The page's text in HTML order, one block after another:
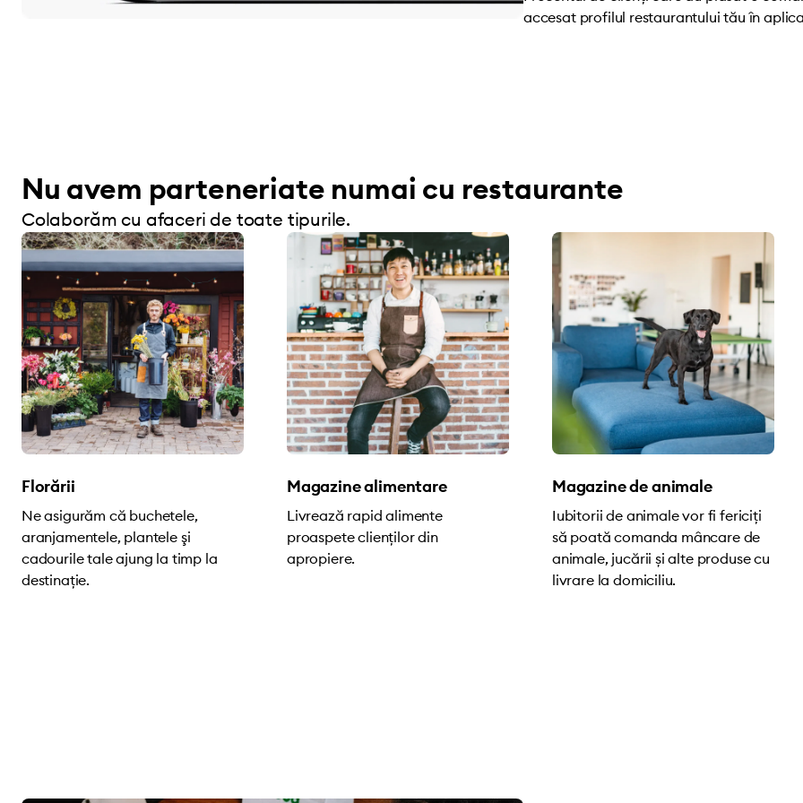
accesat profilul restaurantului tău în
Nu avem parteneriate numai cu restaurante
Colaborăm cu afaceri de toate tipurile.
Florării
Ne asigurăm că buchetele,
aranjamentele, plantele şi
cadourile tale ajung la timp la
destinație.
Magazine alimentare
Livrează rapid alimente
proaspete clienților din
apropiere.
Magazine de animale
Iubitorii de animale vor fi fericiți
să poată comanda mâncare de
animale, jucării și alte produse cu
livrare la domiciliu.